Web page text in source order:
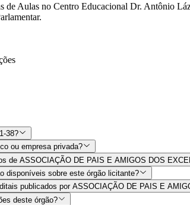
Aulas no Centro Educacional Dr. Antônio
38?
ou empresa privada?
de ASSOCIAÇÃO DE PAIS E AMIGOS DOS
disponíveis sobre este órgão licitante?
publicados por ASSOCIAÇÃO DE PAIS E
deste órgão?